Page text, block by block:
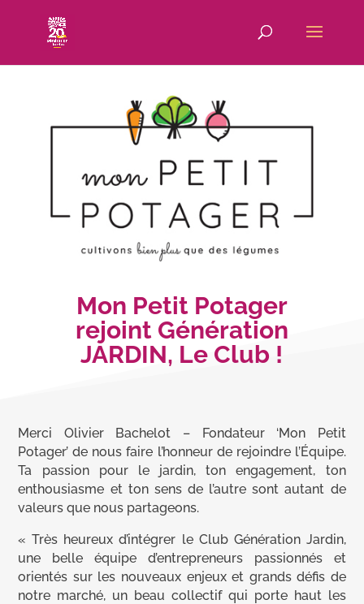
Mon Petit Potager
rejoint Génération
JARDIN, Le Club !
Merci Olivier Bachelot – Fondateur ‘Mon Petit
Potager’ de nous faire l’honneur de rejoindre l’Équipe.
Ta passion pour le jardin, ton engagement, ton
enthousiasme et ton sens de l’autre sont autant de
valeurs que nous partageons.
« Très heureux d’intégrer le Club Génération Jardin,
une belle équipe d’entrepreneurs passionnés et
orientés sur les nouveaux enjeux et grands défis de
notre marché, un beau collectif qui porte haut les